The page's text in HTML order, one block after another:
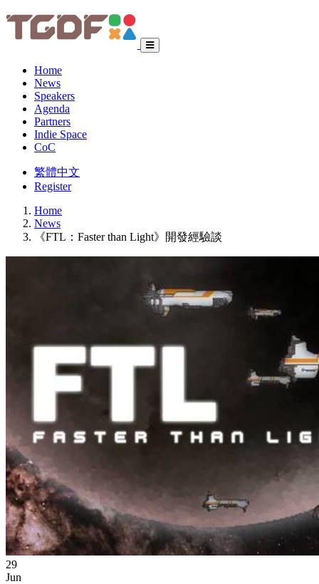
Home
News
Speakers
Agenda
Partners
Indie Space
CoC
繁體中文
Register
Home
News
《FTL：Faster than Light》開發經驗談
29
Jun